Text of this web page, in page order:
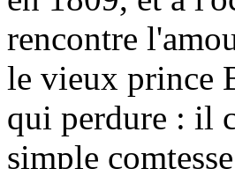
rencontre
le vieux prince
qui perdure : il
simple